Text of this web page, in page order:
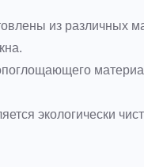
из различных
экологически